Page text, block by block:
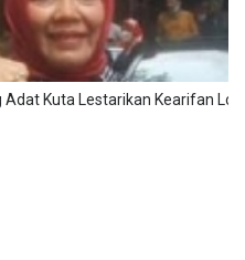
Adat Kuta Lestarikan Kearifan